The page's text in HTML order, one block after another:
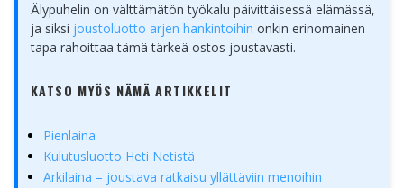
Älypuhelin on välttämätön työkalu päivittäisessä elämässä,
ja siksi joustoluotto arjen hankintoihin onkin erinomainen
tapa rahoittaa tämä tärkeä ostos joustavasti.
KATSO MYÖS NÄMÄ ARTIKKELIT
Pienlaina
Kulutusluotto Heti Netistä
Arkilaina – joustava ratkaisu yllättäviin menoihin